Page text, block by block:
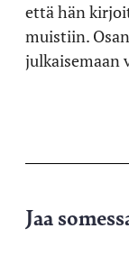
että hän
muistiin.
julkaisemaan
Jaa